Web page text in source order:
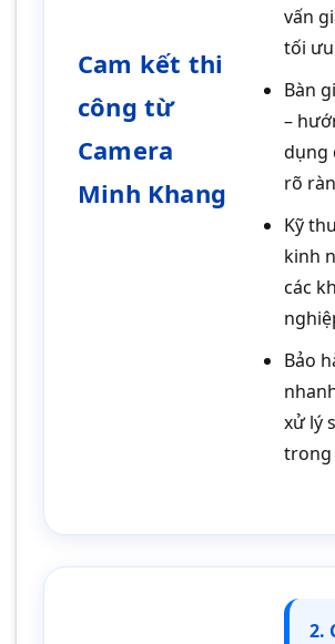
Cam kết thi
công từ
Camera
Minh Khang
vấn
tối
Bàn
–
dụng
rõ
Kỹ
kinh
các
Bảo
xử lý
trong
2.